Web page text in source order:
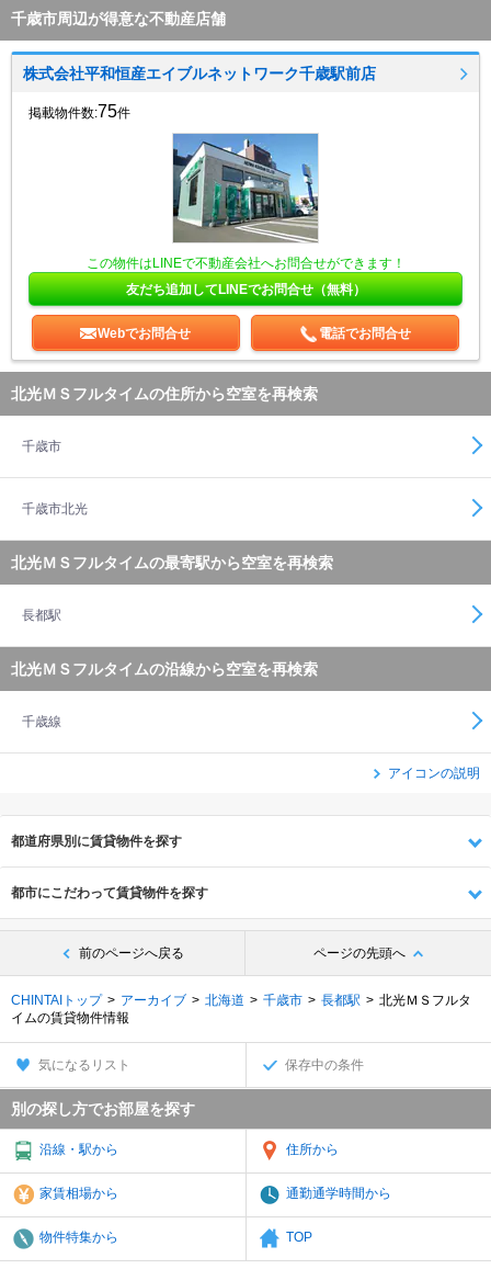
千歳市周辺が得意な不動産店舗
株式会社平和恒産エイブルネットワーク千歳駅前店
掲載物件数:75件
この物件はLINEで不動産会社へお問合せができます！
友だち追加してLINEでお問合せ（無料）
Webでお問合せ 電話でお問合せ
北光ＭＳフルタイムの住所から空室を再検索
千歳市
千歳市北光
北光ＭＳフルタイムの最寄駅から空室を再検索
長都駅
北光ＭＳフルタイムの沿線から空室を再検索
千歳線
アイコンの説明
都道府県別に賃貸物件を探す
都市にこだわって賃貸物件を探す
前のページへ戻る ページの先頭へ
CHINTAIトップ アーカイブ 北海道 千歳市 長都駅
北光ＭＳフルタ
イムの賃貸物件情報
気になるリスト 保存中の条件
別の探し方でお部屋を探す
沿線・駅から 住所から
家賃相場から 通勤通学時間から
物件特集から TOP